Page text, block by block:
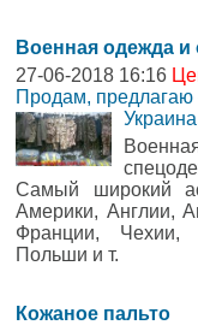
Военная одежда
27-06-2018 16:16
Продам, предлагаю
Самый широкий
Америки, Англии,
Франции, Чехии,
Польши и т.
Кожаное пальто